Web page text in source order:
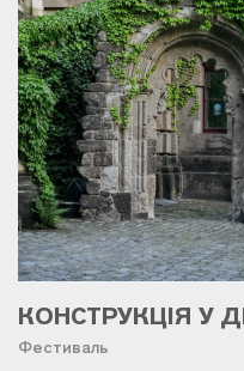
КОНСТРУКЦІЯ У
Фестиваль